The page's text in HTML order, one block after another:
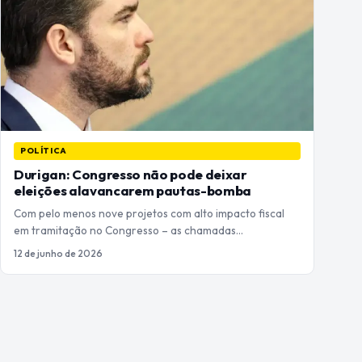
POLÍTICA
Durigan: Congresso não pode deixar
eleições alavancarem pautas-bomba
Com pelo menos nove projetos com alto impacto fiscal
em tramitação no Congresso – as chamadas…
12 de junho de 2026